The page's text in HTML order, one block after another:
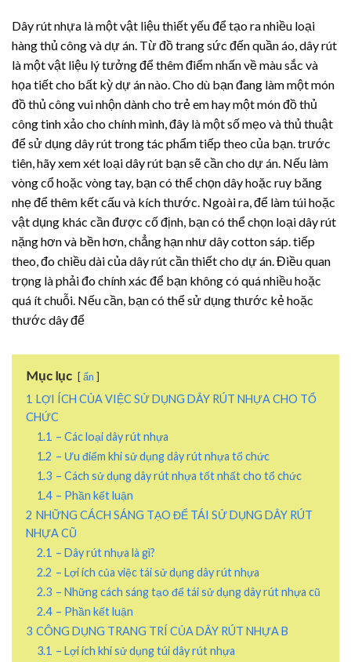
Dây rút nhựa là một vật liệu thiết yếu để tạo ra nhiều loại
hàng thủ công và dự án. Từ đồ trang sức đến quần áo, dây rút
là một vật liệu lý tưởng để thêm điểm nhấn về màu sắc và
họa tiết cho bất kỳ dự án nào. Cho dù bạn đang làm một món
đồ thủ công vui nhộn dành cho trẻ em hay một món đồ thủ
công tinh xảo cho chính mình, đây là một số mẹo và thủ thuật
để sử dụng dây rút trong tác phẩm tiếp theo của bạn. trước
tiên, hãy xem xét loại dây rút bạn sẽ cần cho dự án. Nếu làm
vòng cổ hoặc vòng tay, bạn có thể chọn dây hoặc ruy băng
nhẹ để thêm kết cấu và kích thước. Ngoài ra, để làm túi hoặc
vật dụng khác cần được cố định, bạn có thể chọn loại dây rút
nặng hơn và bền hơn, chẳng hạn như dây cotton sáp. tiếp
theo, đo chiều dài của dây rút cần thiết cho dự án. Điều quan
trọng là phải đo chính xác để bạn không có quá nhiều hoặc
quá ít chuỗi. Nếu cần, bạn có thể sử dụng thước kẻ hoặc
thước dây để
Mục lục ẩn
1 LỢI ÍCH CỦA VIỆC SỬ DỤNG DÂY RÚT NHỰA CHO TỔ
CHỨC
1.1 – Các loại dây rút nhựa
1.2 – Ưu điểm khi sử dụng dây rút nhựa tổ chức
1.3 – Cách sử dụng dây rút nhựa tốt nhất cho tổ chức
1.4 – Phần kết luận
2 NHỮNG CÁCH SÁNG TẠO ĐỂ TÁI SỬ DỤNG DÂY RÚT
NHỰA CŨ
2.1 – Dây rút nhựa là gì?
2.2 – Lợi ích của việc tái sử dụng dây rút nhựa
2.3 – Những cách sáng tạo để tái sử dụng dây rút nhựa cũ
2.4 – Phần kết luận
3 CÔNG DỤNG TRANG TRÍ CỦA DÂY RÚT NHỰA B
3.1 – Lợi ích khi sử dụng túi dây rút nhựa